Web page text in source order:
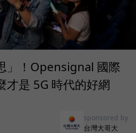
」！Opensignal 國際
才是 5G 時代的好網
sponsored by
台灣大哥大